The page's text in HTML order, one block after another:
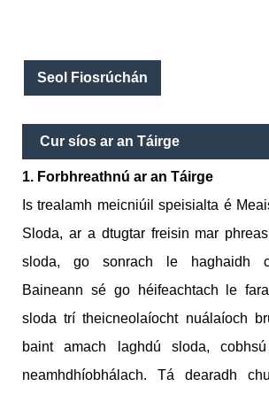
Seol Fiosrúchán
Cur síos ar an Táirge
1. Forbhreathnú ar an Táirge
Is trealamh meicniúil speisialta é
Sloda, ar a dtugtar freisin mar
sloda, go sonrach le haghaidh
Baineann sé go héifeachtach le
sloda trí theicneolaíocht nuálaíoch
baint amach laghdú sloda,
neamhdhíobhálach. Tá dearadh